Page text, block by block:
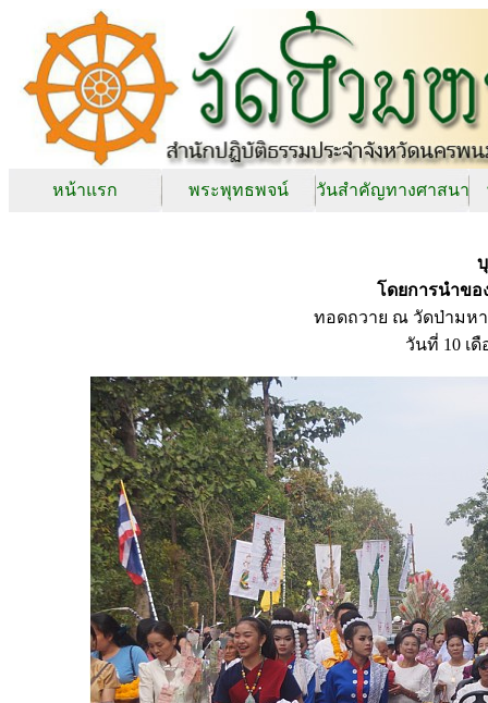
หน้าแรก พระพุทธพจน์ วันสำคัญทางศาสนา
โดยการนำขอ
ทอดถวาย ณ วัดป่ามห
วันที่ 10 เ